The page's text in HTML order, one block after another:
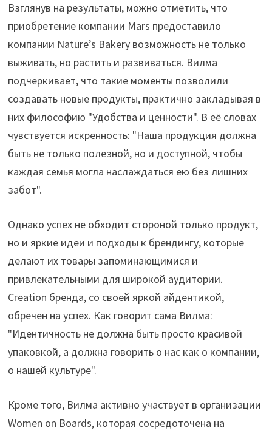
Взглянув на результаты, можно отметить, что
приобретение компании Mars предоставило
компании Nature’s Bakery возможность не только
выживать, но растить и развиваться. Вилма
подчеркивает, что такие моменты позволили
создавать новые продукты, практично закладывая в
них философию "Удобства и ценности". В её словах
чувствуется искренность: "Наша продукция должна
быть не только полезной, но и доступной, чтобы
каждая семья могла наслаждаться ею без лишних
забот".
Однако успех не обходит стороной только продукт,
но и яркие идеи и подходы к брендингу, которые
делают их товары запоминающимися и
привлекательными для широкой аудитории.
Creation бренда, со своей яркой айдентикой,
обречен на успех. Как говорит сама Вилма:
"Идентичность не должна быть просто красивой
упаковкой, а должна говорить о нас как о компании,
о нашей культуре".
Кроме того, Вилма активно участвует в организации
Women on Boards, которая сосредоточена на